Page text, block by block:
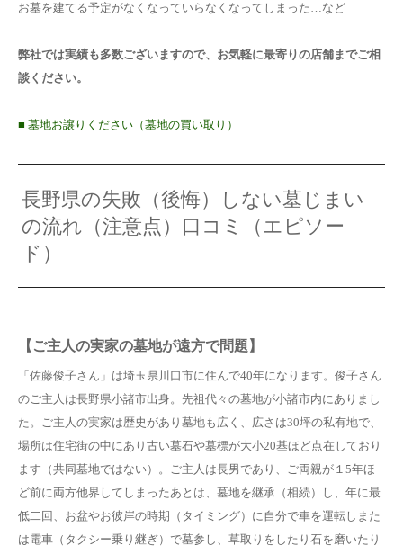
お墓を建てる予定がなくなっていらなくなってしまった…など
弊社では実績も多数ございますので、お気軽に最寄りの店舗までご相
談ください。
■ 墓地お譲りください（墓地の買い取り）
長野県の失敗（後悔）しない墓じまい
の流れ（注意点）口コミ（エピソー
ド）
【ご主人の実家の墓地が遠方で問題】
「佐藤俊子さん」は埼玉県川口市に住んで40年になります。俊子さん
のご主人は長野県小諸市出身。先祖代々の墓地が小諸市内にありまし
た。ご主人の実家は歴史があり墓地も広く、広さは30坪の私有地で、
場所は住宅街の中にあり古い墓石や墓標が大小20基ほど点在しており
ます（共同墓地ではない）。ご主人は長男であり、ご両親が１5年ほ
ど前に両方他界してしまったあとは、墓地を継承（相続）し、年に最
低二回、お盆やお彼岸の時期（タイミング）に自分で車を運転しまた
は電車（タクシー乗り継ぎ）で墓参し、草取りをしたり石を磨いたり